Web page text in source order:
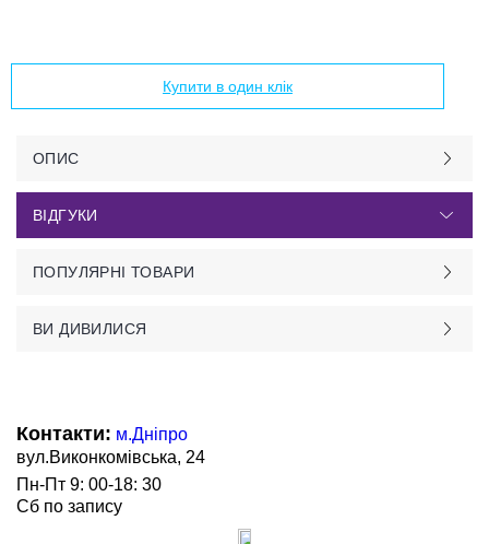
Купити в один клік
ОПИС
ВІДГУКИ
ПОПУЛЯРНІ ТОВАРИ
ВИ ДИВИЛИСЯ
Контакти: м.Дніпро
вул.Виконкомівська, 24
Пн-Пт 9: 00-18: 30
Сб по запису